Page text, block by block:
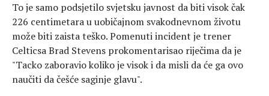
To je samo podsjetilo svjetsku javnost da biti visok čak
226 centimetara u uobičajnom svakodnevnom životu
može biti zaista teško. Pomenuti incident je trener
Celticsa Brad Stevens prokomentarisao riječima da je
"Tacko zaboravio koliko je visok i da misli da će ga ovo
naučiti da češće saginje glavu".